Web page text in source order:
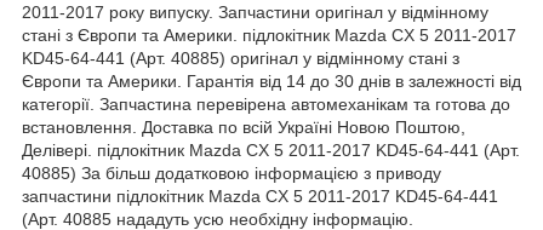
2011-2017 року випуску. Запчастини оригінал у відмінному
стані з Європи та Америки. підлокітник Mazda CX 5 2011-2017
KD45-64-441 (Арт. 40885) оригінал у відмінному стані з
Європи та Америки. Гарантія від 14 до 30 днів в залежності від
категорії. Запчастина перевірена автомеханікам та готова до
встановлення. Доставка по всій Україні Новою Поштою,
Делівері. підлокітник Mazda CX 5 2011-2017 KD45-64-441 (Арт.
40885) За більш додатковою інформацією з приводу
запчастини підлокітник Mazda CX 5 2011-2017 KD45-64-441
(Арт. 40885 нададуть усю необхідну інформацію.